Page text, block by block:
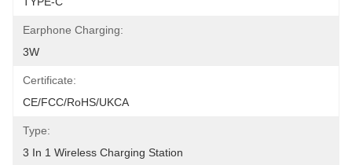
Earphone Charging:
3W
Certificate:
CE/FCC/RoHS/UKCA
Type:
3 In 1 Wireless Charging Station